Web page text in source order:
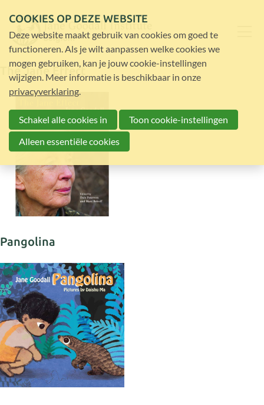
The Jane Effect
Pangolina
COOKIES OP DEZE WEBSITE
Deze website maakt gebruik van cookies om goed te
functioneren. Als je wilt aanpassen welke cookies we
mogen gebruiken, kan je jouw cookie-instellingen
wijzigen. Meer informatie is beschikbaar in onze
privacyverklaring.
Schakel alle cookies in
Toon cookie-instellingen
Alleen essentiële cookies